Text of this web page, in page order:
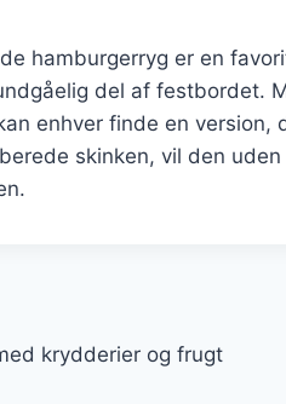
hamburgerryg er en
del af festbordet.
enhver finde en version,
skinken, vil den
krydderier og frugt